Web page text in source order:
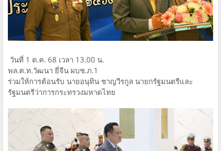
วันที่ 1 ต.ค. 68 เวลา 13.00 น.
พล.ต.ท.วัฒนา ยี่จีน ผบช.ภ.1
ร่วมให้การต้อนรับ นายอนุทิน ชาญวีรกูล นายกรัฐมนตรีและ
รัฐมนตรีว่าการกระทรวงมหาดไทย